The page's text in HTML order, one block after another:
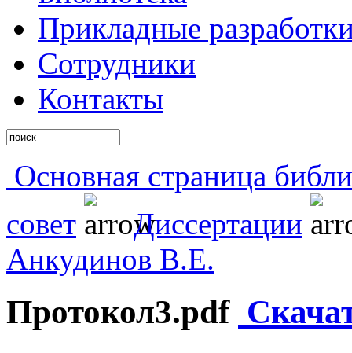
Прикладные
Сотрудники
Контакты
Основная страница
совет
Диссертации
Анкудинов В.Е.
Протокол3.pdf